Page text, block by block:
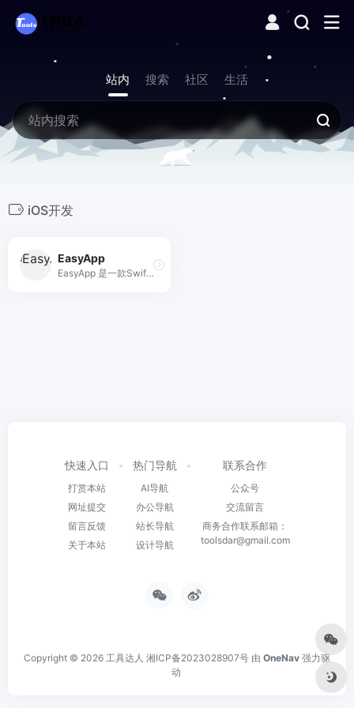
站内 搜索 社区 生活
iOS开发
EasyApp
EasyApp 是一款SwiftUI模板，帮助开发者快速构建和发布盈利的移动应用，内置身份认证、应用内购买、AI集成和推送通知等功能。
快速入口
打赏本站
网址提交
留言反馈
关于本站
热门导航
AI导航
办公导航
站长导航
设计导航
联系合作
公众号
交流留言
商务合作联系邮箱：
toolsdar@gmail.com
Copyright © 2026 工具达人 湘ICP备2023028907号 由 OneNav 强力驱
动